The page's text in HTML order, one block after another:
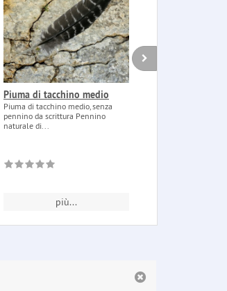
Piuma di tacchino medio
Piuma di tacchino medio, senza
pennino da scrittura Pennino
naturale di...
più...